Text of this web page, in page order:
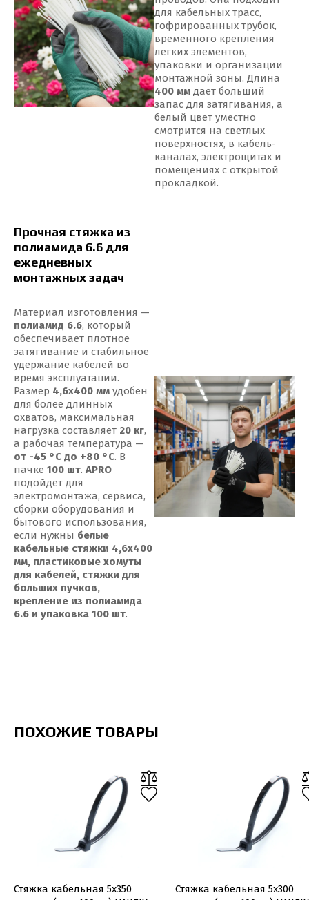
для кабельных трасс,
гофрированных трубок,
временного крепления
легких элементов,
упаковки и организации
монтажной зоны. Длина
400 мм дает больший
запас для затягивания, а
белый цвет уместно
смотрится на светлых
поверхностях, в кабель-
каналах, электрощитах и
помещениях с открытой
прокладкой.
Прочная стяжка из
полиамида 6.6 для
ежедневных
монтажных задач
Материал изготовления —
полиамид 6.6, который
обеспечивает плотное
затягивание и стабильное
удержание кабелей во
время эксплуатации.
Размер 4,6x400 мм удобен
для более длинных
охватов, максимальная
нагрузка составляет 20 кг,
а рабочая температура —
от -45 °С до +80 °С. В
пачке 100 шт. APRO
подойдет для
электромонтажа, сервиса,
сборки оборудования и
бытового использования,
если нужны белые
кабельные стяжки 4,6x400
мм, пластиковые хомуты
для кабелей, стяжки для
больших пучков,
крепление из полиамида
6.6 и упаковка 100 шт.
ПОХОЖИЕ ТОВАРЫ
Стяжка кабельная 5х350
Стяжка кабельная 5х300